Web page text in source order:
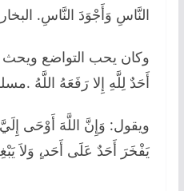
النَّاسِ وَأَجْوَدَ النَّاسِ.
وكان يحب التواضع ويحث
أَحَدٌ لِلَّهِ إِلا رَفَعَهُ اللَّهُ
ويقول: وَإِنَّ اللَّهَ أَوْحَى
يَفْخَرَ أَحَدٌ عَلَى أَحَد،ٍ وَلاَ